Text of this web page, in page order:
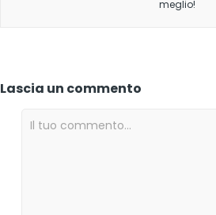
meglio!
Lascia un commento